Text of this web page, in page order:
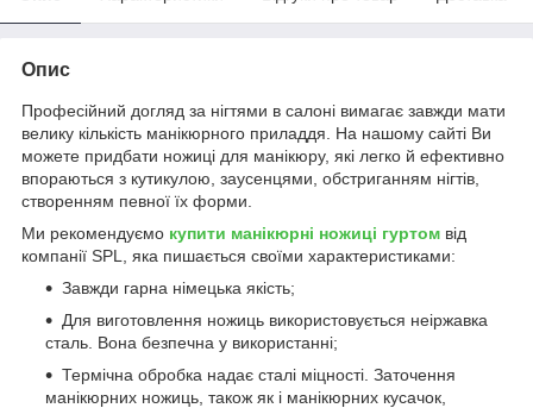
Опис
Професійний догляд за нігтями в салоні вимагає завжди мати
велику кількість манікюрного приладдя. На нашому сайті Ви
можете придбати ножиці для манікюру, які легко й ефективно
впораються з кутикулою, заусенцями, обстриганням нігтів,
створенням певної їх форми.
Ми рекомендуємо купити манікюрні ножиці гуртом від
компанії SPL, яка пишається своїми характеристиками:
Завжди гарна німецька якість;
Для виготовлення ножиць використовується неіржавка
сталь. Вона безпечна у використанні;
Термічна обробка надає сталі міцності. Заточення
манікюрних ножиць, також як і манікюрних кусачок,